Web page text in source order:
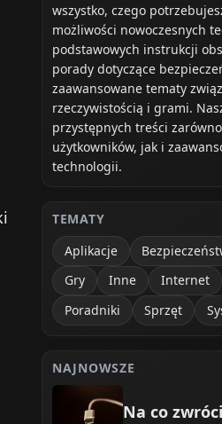
wszystko, czego
możliwości nowoczesnych
podstawowych instrukcji
porady dotyczące
zaawansowane tematy
rzeczywistością i grami.
przystępnych treści
użytkowników, jak i
technologii.
TEMATY
Aplikacje
Gry
Inne Internet
Poradniki
Sprzęt
NAJNOWSZE
Na co